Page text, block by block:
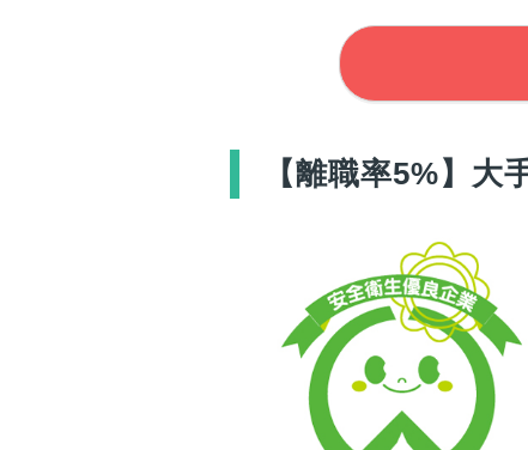
【離職率5%】